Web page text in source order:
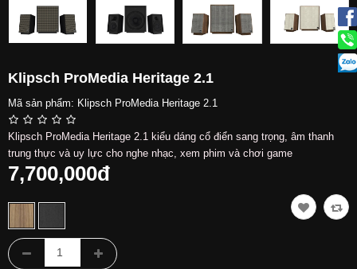
Sound Bar
Tin tức
Hỗ trợ
Liên hệ
Klipsch ProMedia Heritage 2.1
Mã sản phẩm: Klipsch ProMedia Heritage 2.1
Klipsch ProMedia Heritage 2.1 kiểu dáng cổ điển sang trọng, âm thanh
trung thực và uy lực cho nghe nhạc, xem phim và chơi game
7,700,000đ